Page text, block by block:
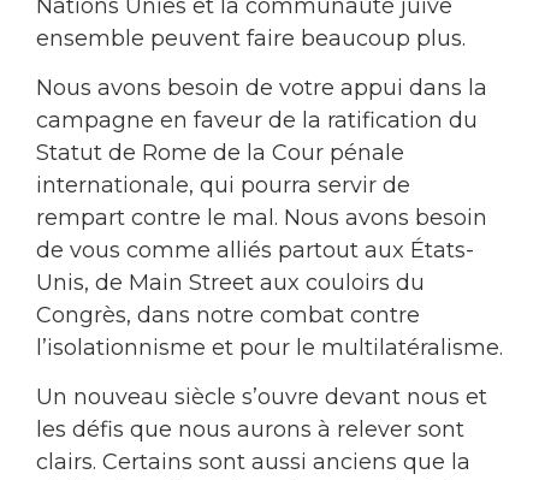
Nations Unies et la communauté juive
ensemble peuvent faire beaucoup plus.
Nous avons besoin de votre appui dans la
campagne en faveur de la ratification du
Statut de Rome de la Cour pénale
internationale, qui pourra servir de
rempart contre le mal. Nous avons besoin
de vous comme alliés partout aux États-
Unis, de Main Street aux couloirs du
Congrès, dans notre combat contre
l’isolationnisme et pour le multilatéralisme.
Un nouveau siècle s’ouvre devant nous et
les défis que nous aurons à relever sont
clairs. Certains sont aussi anciens que la